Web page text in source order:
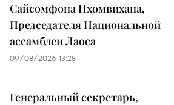
Сайсомфона Пхомвихана,
Председателя Национальной
ассамблеи Лаоса
09/08/2026 13:28
Генеральный секретарь,